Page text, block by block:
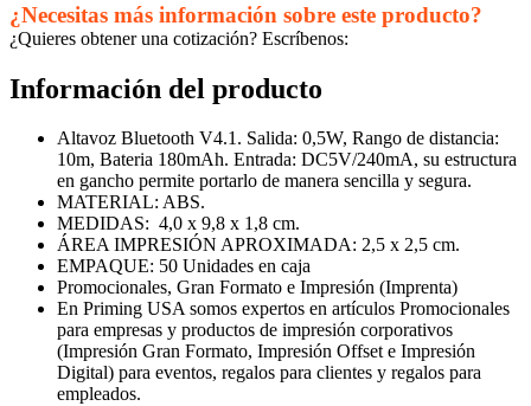
¿Necesitas más información sobre este producto?
¿Quieres obtener una cotización? Escríbenos:
Información del producto
Altavoz Bluetooth V4.1. Salida: 0,5W, Rango de distancia:
10m, Bateria 180mAh. Entrada: DC5V/240mA, su estructura
en gancho permite portarlo de manera sencilla y segura.
MATERIAL: ABS.
MEDIDAS: 4,0 x 9,8 x 1,8 cm.
ÁREA IMPRESIÓN APROXIMADA: 2,5 x 2,5 cm.
EMPAQUE: 50 Unidades en caja
Promocionales, Gran Formato e Impresión (Imprenta)
En Priming USA somos expertos en artículos Promocionales
para empresas y productos de impresión corporativos
(Impresión Gran Formato, Impresión Offset e Impresión
Digital) para eventos, regalos para clientes y regalos para
empleados.